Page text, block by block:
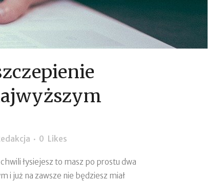
0 Likes
łysiejesz to masz po prostu dwa
i już na zawsze nie będziesz miał